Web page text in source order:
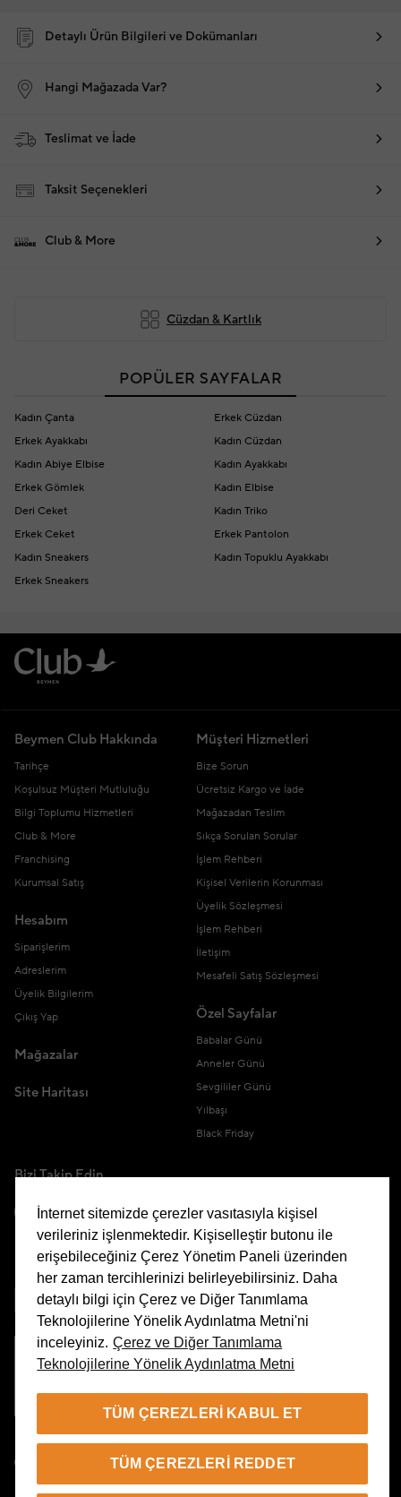
Detaylı Ürün Bilgileri ve Dokümanları
Hangi Mağazada Var?
Teslimat ve İade
Taksit Seçenekleri
Club & More
Cüzdan & Kartlık
POPÜLER SAYFALAR
Kadın Çanta
Erkek Cüzdan
Erkek Ayakkabı
Kadın Cüzdan
Kadın Abiye Elbise
Kadın Ayakkabı
Erkek Gömlek
Kadın Elbise
Deri Ceket
Kadın Triko
Erkek Ceket
Erkek Pantolon
Kadın Sneakers
Kadın Topuklu Ayakkabı
Erkek Sneakers
Beymen Club Hakkında
Tarihçe
Koşulsuz Müşteri Mutluluğu
Bilgi Toplumu Hizmetleri
Club & More
Franchising
Kurumsal Satış
Hesabım
Siparişlerim
Adreslerim
Üyelik Bilgilerim
Çıkış Yap
Mağazalar
Site Haritası
Müşteri Hizmetleri
Bize Sorun
Ücretsiz Kargo ve İade
Mağazadan Teslim
Sıkça Sorulan Sorular
İşlem Rehberi
Kişisel Verilerin Korunması
Üyelik Sözleşmesi
İşlem Rehberi
İletişim
Mesafeli Satış Sözleşmesi
Özel Sayfalar
Babalar Günü
Anneler Günü
Sevgililer Günü
Yılbaşı
Black Friday
Bizi Takip Edin
Uygulamamızı İndirin
İnternet sitemizde çerezler vasıtasıyla kişisel
verileriniz işlenmektedir. Kişiselleştir butonu ile
erişebileceğiniz Çerez Yönetim Paneli üzerinden
her zaman tercihlerinizi belirleyebilirsiniz. Daha
detaylı bilgi için Çerez ve Diğer Tanımlama
Teknolojilerine Yönelik Aydınlatma Metni'ni
inceleyiniz. Çerez ve Diğer Tanımlama
Teknolojilerine Yönelik Aydınlatma Metni
TÜM ÇEREZLERI KABUL ET
TÜM ÇEREZLERI REDDET